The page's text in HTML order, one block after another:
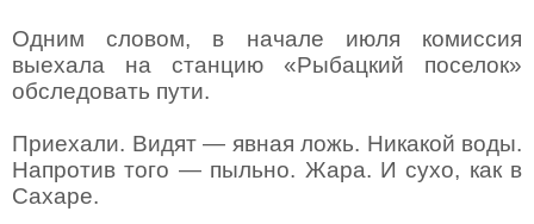
Одним словом, в начале июля комиссия
выехала на станцию «Рыбацкий поселок»
обследовать пути.
Приехали. Видят — явная ложь. Никакой воды.
Напротив того — пыльно. Жара. И сухо, как в
Сахаре.